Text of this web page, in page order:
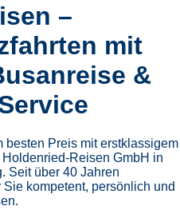
–
mit
&
besten Preis mit erstklassigem
Reisen GmbH in
Seit über 40 Jahren
kompetent, persönlich und